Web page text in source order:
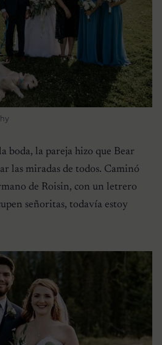
boda, la pareja hizo que Bear
las miradas de todos. Caminó
de Roisin, con un letrero
señoritas, todavía estoy